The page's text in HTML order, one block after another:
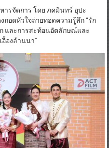
รจัดการ โดย ภคมินทร์ อุปะ
อดหัวใจถ่ายทอดความรู้สึก “รัก
และการสะท้อนอัตลักษณ์และ
องล้านนา”